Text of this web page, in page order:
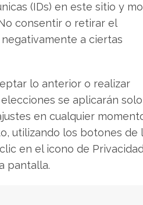
(IDs) en este sitio y
consentir o retirar el
a ciertas
lo anterior o realizar
se aplicarán
en cualquier
utilizando los botones de
en el icono de
pantalla.
motor de
de dos
de la serie
durante la
los procesadores
de servicios en
con las elevadas